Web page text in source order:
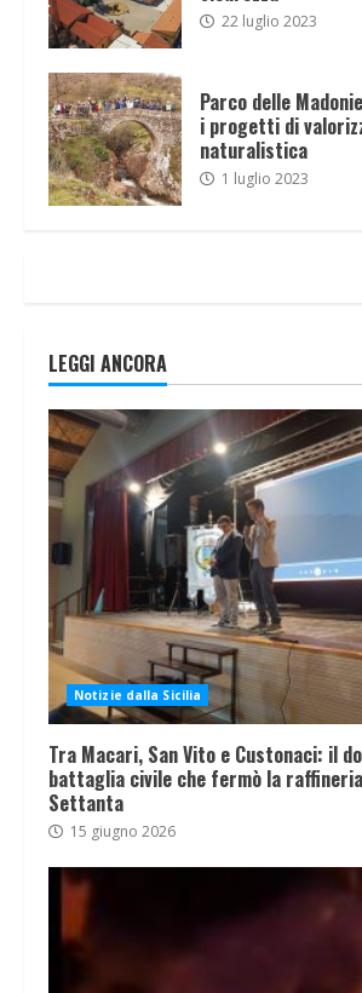
22 luglio 2023
Parco delle
i progetti di
naturalistica
1 luglio 2023
LEGGI ANCORA
Notizie dalla Sicilia
Tra Macari, San Vito e Custonaci: il
battaglia civile che fermò la
Settanta
15 giugno 2026